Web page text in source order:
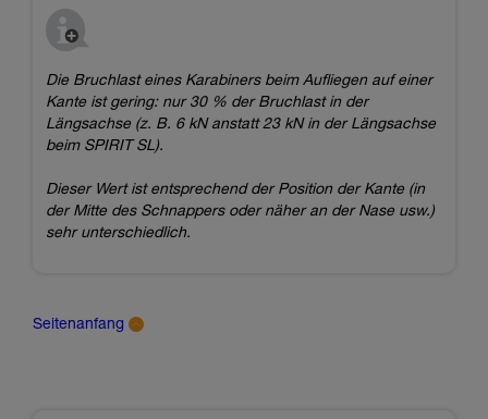
Die Bruchlast eines Karabiners beim Aufliegen auf einer
Kante ist gering: nur 30 % der Bruchlast in der
Längsachse (z. B. 6 kN anstatt 23 kN in der Längsachse
beim SPIRIT SL).
Dieser Wert ist entsprechend der Position der Kante (in
der Mitte des Schnappers oder näher an der Nase usw.)
sehr unterschiedlich.
Seitenanfang